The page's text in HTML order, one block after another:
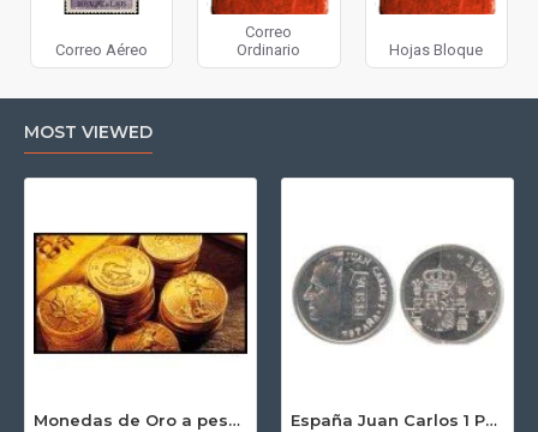
Correo Aéreo
Correo
Ordinario
Hojas Bloque
MOST VIEWED
Monedas de Oro a peso por gramos al precio del día + 2,5% Au
España Juan Carlos 1 Peseta JC 1989 Madrid ND